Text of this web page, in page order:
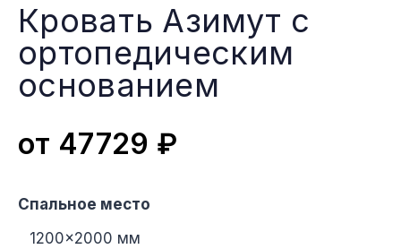
Кровать Азимут с
ортопедическим
основанием
от 47729 ₽
Спальное место
1200×2000 мм